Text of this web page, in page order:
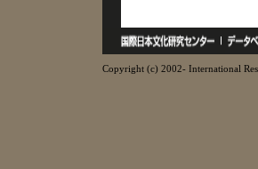
Copyright (c) 2002- International